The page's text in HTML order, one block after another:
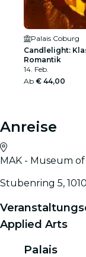
Palais Coburg
Candlelight:
Romantik
14. Feb.
Ab € 44,00
Anreise
MAK - Museum
Stubenring 5,
Applied Arts
Palais